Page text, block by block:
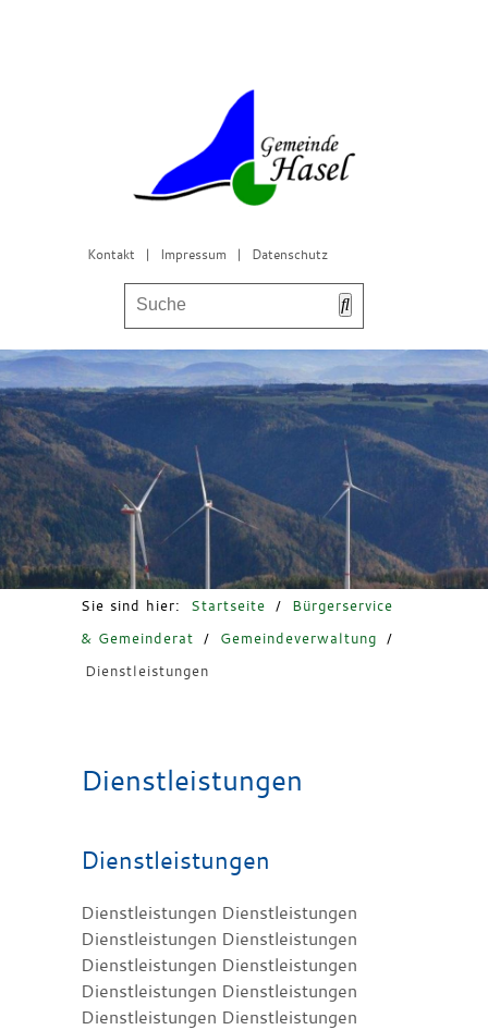
Kontakt | Impressum | Datenschutz
Bürgerservice & Gemeinderat
Leben in Hasel
Freizeit & Tourismus
Sie sind hier: Startseite /
Bürgerservice
& Gemeinderat
/ Gemeindeverwaltung
/
Dienstleistungen
Dienstleistungen
Dienstleistungen
Dienstleistungen Dienstleistungen
Dienstleistungen Dienstleistungen
Dienstleistungen Dienstleistungen
Dienstleistungen Dienstleistungen
Dienstleistungen Dienstleistungen